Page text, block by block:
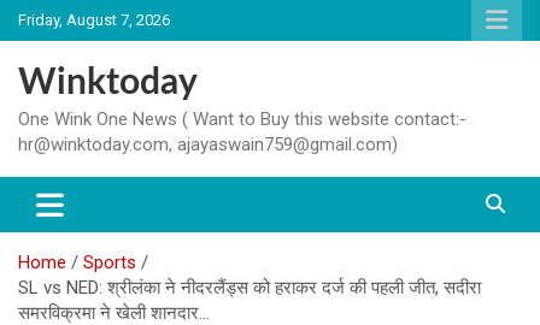
Skip
to
content
Friday, August 7, 2026
Winktoday
One Wink One News ( Want to Buy this website contact:-
hr@winktoday.com, ajayaswain759@gmail.com)
Home
Sports
SL vs NED: श्रीलंका ने नीदरलैंड्स को हराकर दर्ज की पहली जीत, सदीरा
समरविक्रमा ने खेली शानदार…